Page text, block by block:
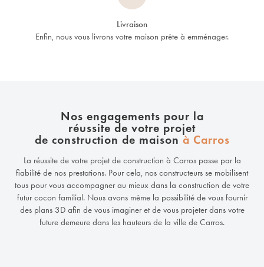
Livraison
Enfin, nous vous livrons votre maison prête à emménager.
Nos engagements pour la
réussite de votre projet
de construction de maison à Carros
La réussite de votre projet de construction à Carros passe par la
fiabilité de nos prestations. Pour cela, nos constructeurs se mobilisent
tous pour vous accompagner au mieux dans la construction de votre
futur cocon familial. Nous avons même la possibilité de vous fournir
des plans 3D afin de vous imaginer et de vous projeter dans votre
future demeure dans les hauteurs de la ville de Carros.